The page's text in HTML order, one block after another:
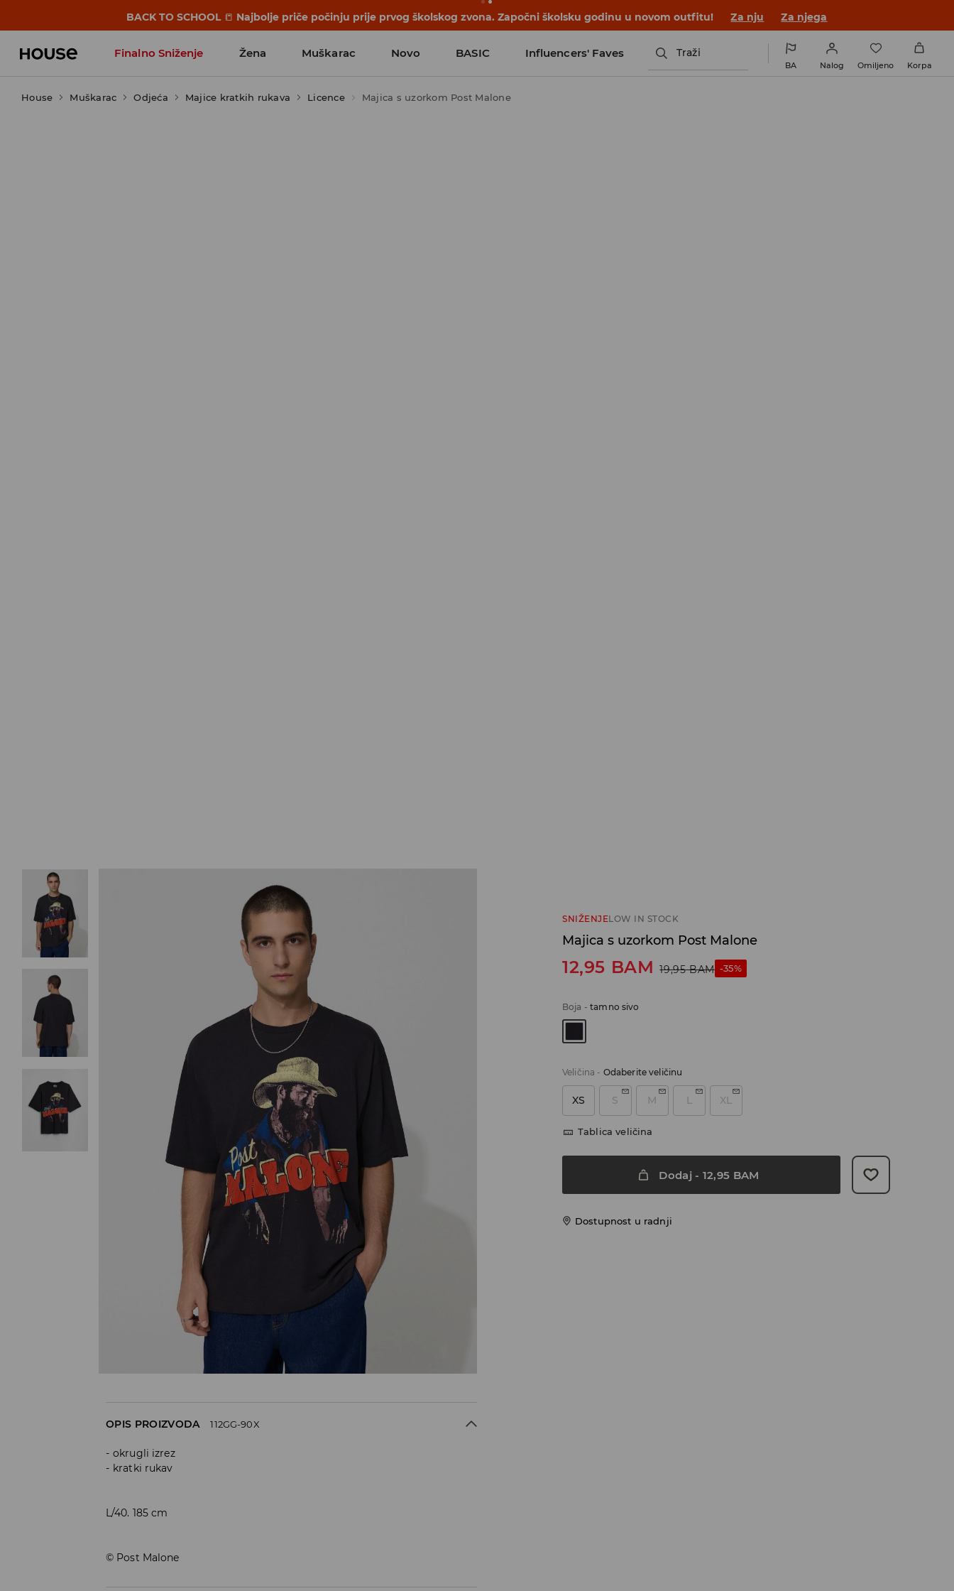
BACK TO SCHOOL 📒 Najbolje priče počinju prije prvog školskog zvona. Započni školsku godinu u novom outfitu! Za nju Za njega
Finalno Sniženje Žena Muškarac Novo BASIC Influencers' Faves Traži
BA Nalog Omiljeno Korpa
House Muškarac Odjeća Majice kratkih rukava Licence Majica s uzorkom Post Malone
SNIŽENJELOW IN STOCK
Majica s uzorkom Post Malone
12,95 BAM 19,95 BAM -35%
Boja -tamno sivo
Veličina - Odaberite veličinu
XS S M L XL
Tablica veličina
Dodaj- 12,95 BAM
Dostupnost u radnji
OPIS PROIZVODA 112GG-90X
okrugli izrez
kratki rukav
L/40. 185 cm
© Post Malone